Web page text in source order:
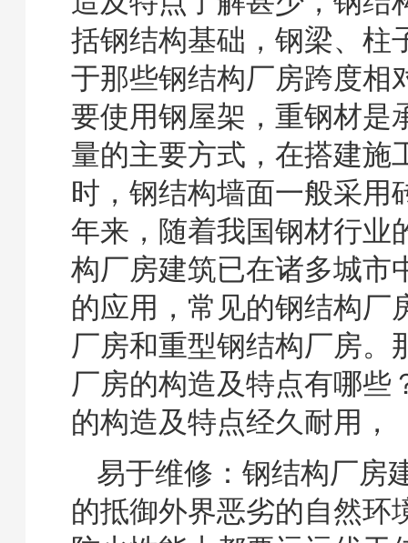
括钢结构基础，钢梁、柱
于那些钢结构厂房跨度相
要使用钢屋架，重钢材是
量的主要方式，在搭建施
时，钢结构墙面一般采用
年来，随着我国钢材行业
构厂房建筑已在诸多城市
的应用，常见的钢结构厂
厂房和重型钢结构厂房。
厂房的构造及特点有哪些
的构造及特点经久耐用，
易于维修：钢结构厂房
的抵御外界恶劣的自然环